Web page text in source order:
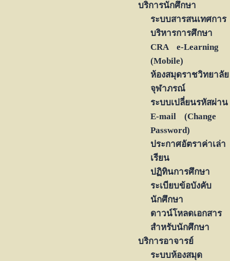
บริการนักศึกษา
ระบบสารสนเทศการ
บริหารการศึกษา
CRA e-Learning
(Mobile)
ห้องสมุดราชวิทยาลัย
จุฬาภรณ์
ระบบเปลี่ยนรหัสผ่าน
E-mail (Change
Password)
ประกาศอัตราค่าเล่า
เรียน
ปฏิทินการศึกษา
ระเบียบข้อบังคับ
นักศึกษา
ดาวน์โหลดเอกสาร
สำหรับนักศึกษา
บริการอาจารย์
ระบบห้องสมุด